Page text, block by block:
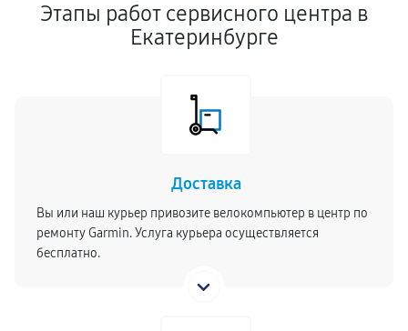
Этапы работ сервисного центра в
Екатеринбурге
Доставка
Вы или наш курьер привозите велокомпьютер в центр по
ремонту Garmin. Услуга курьера осуществляется
бесплатно.